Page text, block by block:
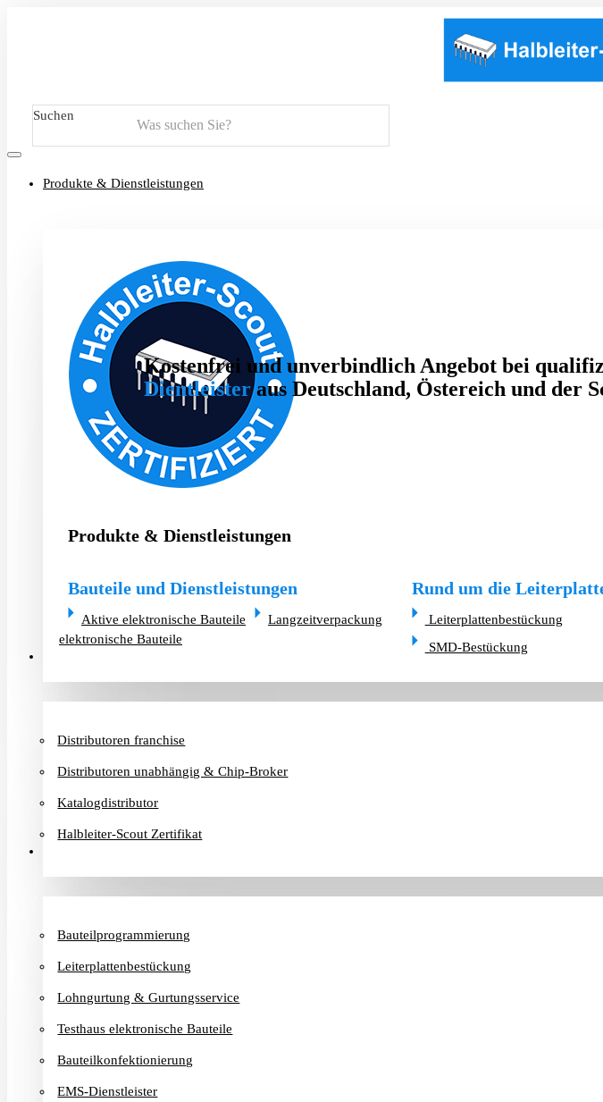
Suchen
Produkte & Dienstleistungen
Kostenfrei und unverbindlich Angebot bei
Dientleisteraus Deutschland, Östereich und der
Produkte & Dienstleistungen
Bauteile und Dienstleistungen
Aktive elektronische Bauteile
Langzeitverpackung
elektronische Bauteile
Rund um die
Leiterplattenbestückung
SMD-Bestückung
Distributoren franchise
Distributoren unabhängig & Chip-Broker
Katalogdistributor
Halbleiter-Scout Zertifikat
Bauteilprogrammierung
Leiterplattenbestückung
Lohngurtung & Gurtungsservice
Testhaus elektronische Bauteile
Bauteilkonfektionierung
EMS-Dienstleister